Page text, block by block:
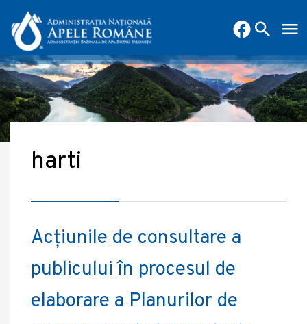
harti
Acțiunile de consultare a
publicului în procesul de
elaborare a Planurilor de